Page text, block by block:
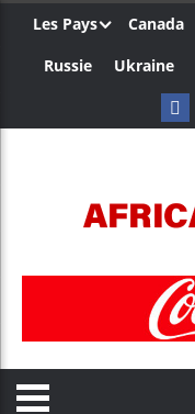
Les Pays Canada
Russie
Ukraine